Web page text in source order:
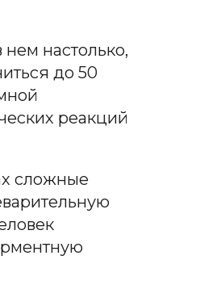
настолько,
до 50
реакций
сложные